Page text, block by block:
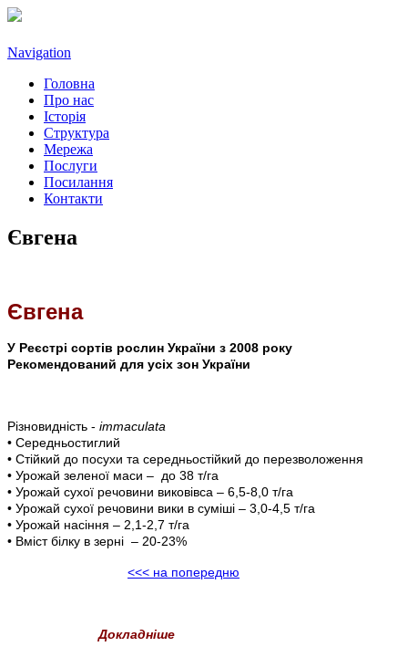
Navigation
Головна
Про нас
Історія
Структура
Мережа
Послуги
Посилання
Контакти
Євгена
Євгена
У Реєстрі сортів рослин України з 2008 року
Рекомендований для усіх зон України
Різновидність - immaculata
• Середньостиглий
• Стійкий до посухи та середньостійкий до перезволоження
• Урожай зеленої маси – до 38 т/га
• Урожай сухої речовини виковівса – 6,5-8,0 т/га
• Урожай сухої речовини вики в суміші – 3,0-4,5 т/га
• Урожай насіння – 2,1-2,7 т/га
• Вміст білку в зерні – 20-23%
<<< на попередню
Докладніше